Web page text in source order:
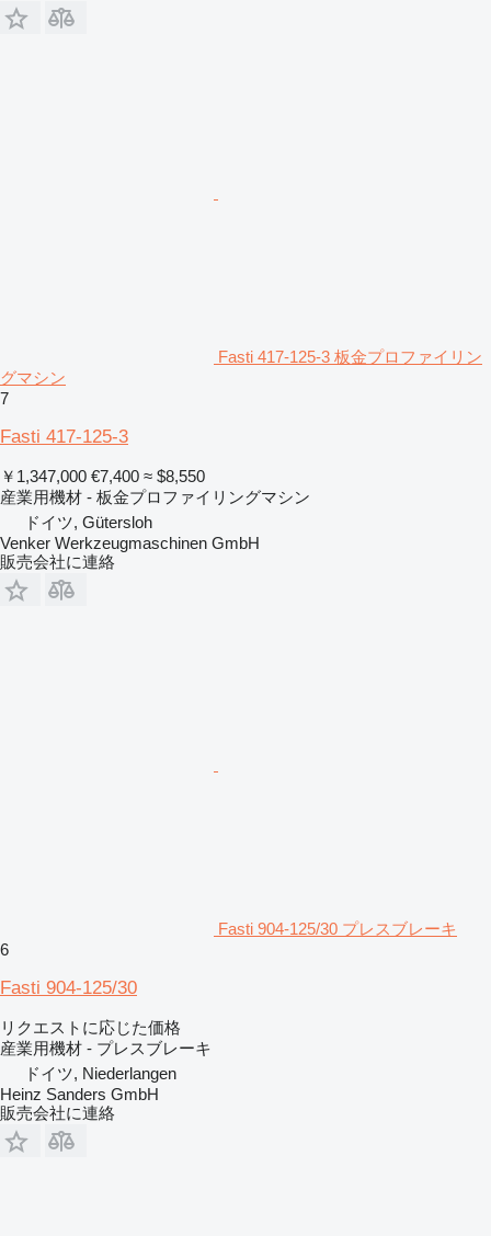
Fasti 417-125-3 板金プロファイリン
グマシン
7
Fasti 417-125-3
￥1,347,000 €7,400 ≈ $8,550
産業用機材 - 板金プロファイリングマシン
ドイツ, Gütersloh
Venker Werkzeugmaschinen GmbH
販売会社に連絡
Fasti 904-125/30 プレスブレーキ
6
Fasti 904-125/30
リクエストに応じた価格
産業用機材 - プレスブレーキ
ドイツ, Niederlangen
Heinz Sanders GmbH
販売会社に連絡